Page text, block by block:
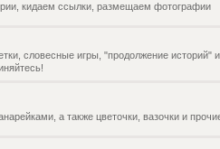
кидаем ссылки, размещаем фотографии
словесные игры, "продолжение историй"
а также цветочки, вазочки и